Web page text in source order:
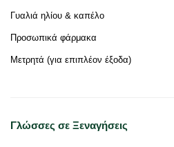
Γυαλιά ηλίου & καπέλο
Προσωπικά φάρμακα
Μετρητά (για επιπλέον έξοδα)
Γλώσσες σε Ξεναγήσεις